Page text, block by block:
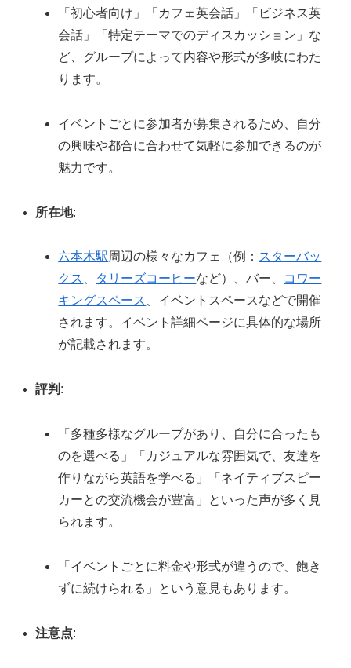
「初心者向け」「カフェ英会話」「ビジネス英
会話」「特定テーマでのディスカッション」な
ど、グループによって内容や形式が多岐にわた
ります。
イベントごとに参加者が募集されるため、自分
の興味や都合に合わせて気軽に参加できるのが
魅力です。
所在地:
六本木駅周辺の様々なカフェ（例： スターバッ
クス 、 タリーズコーヒーなど）、バー、 コワー
キングスペース 、イベントスペースなどで開催
されます。イベント詳細ページに具体的な場所
が記載されます。
評判 :
「多種多様なグループがあり、自分に合ったも
のを選べる」「カジュアルな雰囲気で、友達を
作りながら英語を学べる」「ネイティブスピー
カーとの交流機会が豊富」といった声が多く見
られます。
「イベントごとに料金や形式が違うので、飽き
ずに続けられる」という意見もあります。
注意点: